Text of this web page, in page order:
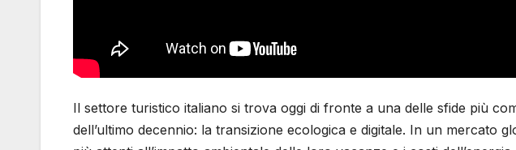
Il settore turistico italiano si trova oggi di fronte a una delle sfide più
dell’ultimo decennio: la transizione ecologica e digitale. In un mercato